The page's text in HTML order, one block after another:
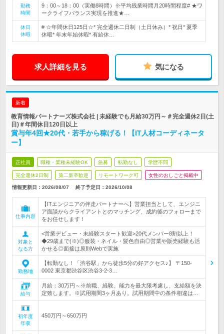
勤務
時間
9：00～18：00（実働8時間）※平均残業時間月20時間程度# ★ワ
ークライフバランス実現を推進★…
休日
休暇
# ☆年間休日125日☆* 完全週休二日制（土日休み）* 祝日* 夏季
休暇* 年末年始休暇* 有給休…
求人詳細を見る 気になる
新着
教育情報パートナーズ株式会社 | 未経験でも月給30万円～＃完全週休2日(土
日)＃年間休日120日以上
賞与年4回★20代・若手から稼げる！【IT人材コーディネータ
ー】
正社員 職種・業種未経験OK 急募 転勤なし 学歴不問
完全週休2日制 第二新卒歓迎 リモートワーク可 女性のおしごと掲載中
情報更新日：2026/08/07 終了予定日： 2026/10/08
仕事内容
【ITエンジニアの伴走パートナーへ】営業担当として、エンジニ
ア面談からクライアントとのマッチング、成約後のフォローまで
をお任せします！
対象と
なる方
<営業デビュー・未経験スタート歓迎>20代メンバー8割以上！
◆29歳まで(※)◎服装・ネイル・髪色自由◎営業や販売経験も活
かせる◎面接は原則Webで実施
勤務地
【転勤なし！「渋谷駅」から徒歩5分の好アクセス♪】 〒150-
0002 東京都渋谷区渋谷3-2-3…
給与
月給：30万円～※前職、経験、能力を最大限考慮し、支給額を決
定致します。※試用期間3ヶ月あり。試用期間中の条件相違は…
初年度
年収
450万円～650万円